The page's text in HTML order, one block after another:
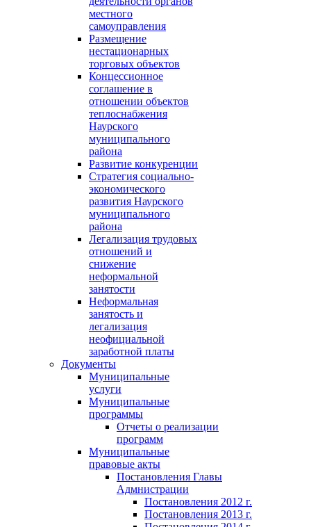
местного
самоуправления
Размещение
нестационарных
торговых объектов
Концессионное
соглашение в
отношении объектов
теплоснабжения
Наурского
муниципального
района
Развитие конкуренции
Стратегия социально-
экономического
развития Наурского
муниципального
района
Легализация трудовых
отношений и
снижение
неформальной
занятости
Неформальная
занятость и
легализация
неофициальной
заработной платы
Документы
Муниципальные
услуги
Муниципальные
программы
Отчеты о реализации
программ
Муниципальные
правовые акты
Постановления Главы
Адмнистрации
Постановления 2012 г.
Постановления 2013 г.